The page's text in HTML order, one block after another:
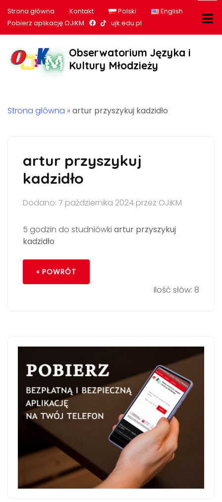
Strona główna Kontakt Polski
English
Pobierz aplikację OJiKM
Nasz profil na Facebook
Nasz profil na tiktok
ujk.edu.pl
Obserwatorium Języka i
Kultury Młodzieży
Strona główna » artur przyszykuj kadzidło
artur przyszykuj
kadzidło
Dodano: 7 października 2024 przez OJiKM
5 godzin do studniówki artur przyszykuj
kadzidło
« POWRÓT
Ilość słów: 8